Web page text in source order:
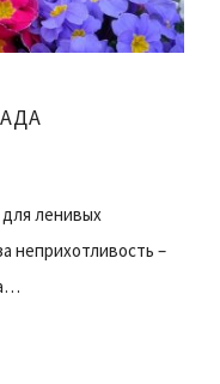
ленивых
неприхотливость –